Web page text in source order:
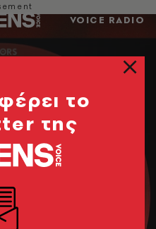
VOICE RADIO
το
της